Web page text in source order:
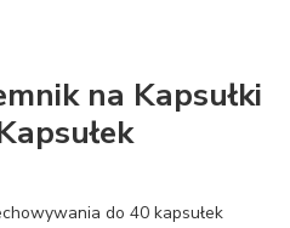
na Kapsułki
do 40 kapsułek